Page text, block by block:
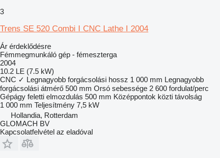
3
Trens SE 520 Combi I CNC Lathe I 2004
Ár érdeklődésre
Fémmegmunkáló gép - fémeszterga
2004
10.2 LE (7.5 kW)
CNC ✓ Legnagyobb forgácsolási hossz 1 000 mm Legnagyobb
forgácsolási átmérő 500 mm Orsó sebessége 2 600 fordulat/perc
Gépágy feletti elmozdulás 500 mm Középpontok közti távolság
1 000 mm Teljesítmény 7,5 kW
Hollandia, Rotterdam
GLOMACH BV
Kapcsolatfelvétel az eladóval